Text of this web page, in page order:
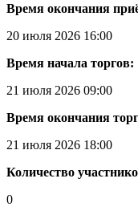
Время окончания
20 июля 2026 16:00
Время начала торгов:
21 июля 2026 09:00
Время окончания
21 июля 2026 18:00
Количество
0